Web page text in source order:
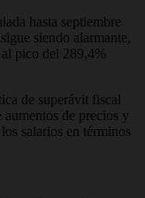
hasta septiembre
siendo alarmante,
pico del 289,4%
de superávit fiscal
de precios y
salarios en términos